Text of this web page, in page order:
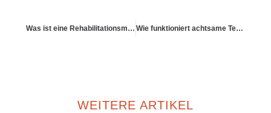
Was ist eine Rehabilitationsmaßnahme und wann ist sie sinnvoll? Wie funktioniert achtsame Teamkommunikation?
WEITERE ARTIKEL